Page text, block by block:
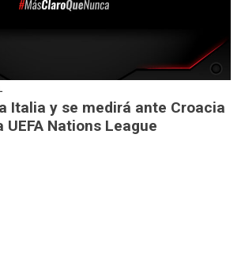
Italia y se medirá ante Croacia
Nations League